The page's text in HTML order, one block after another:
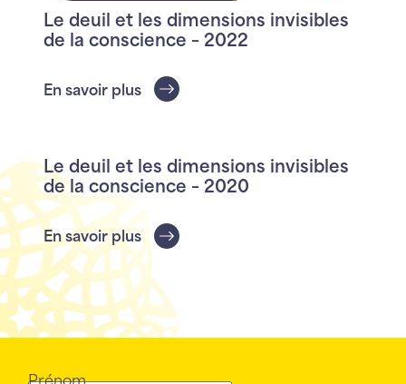
Le deuil et les dimensions invisibles
de la conscience – 2022
En savoir plus
Le deuil et les dimensions invisibles
de la conscience – 2020
En savoir plus
Prénom